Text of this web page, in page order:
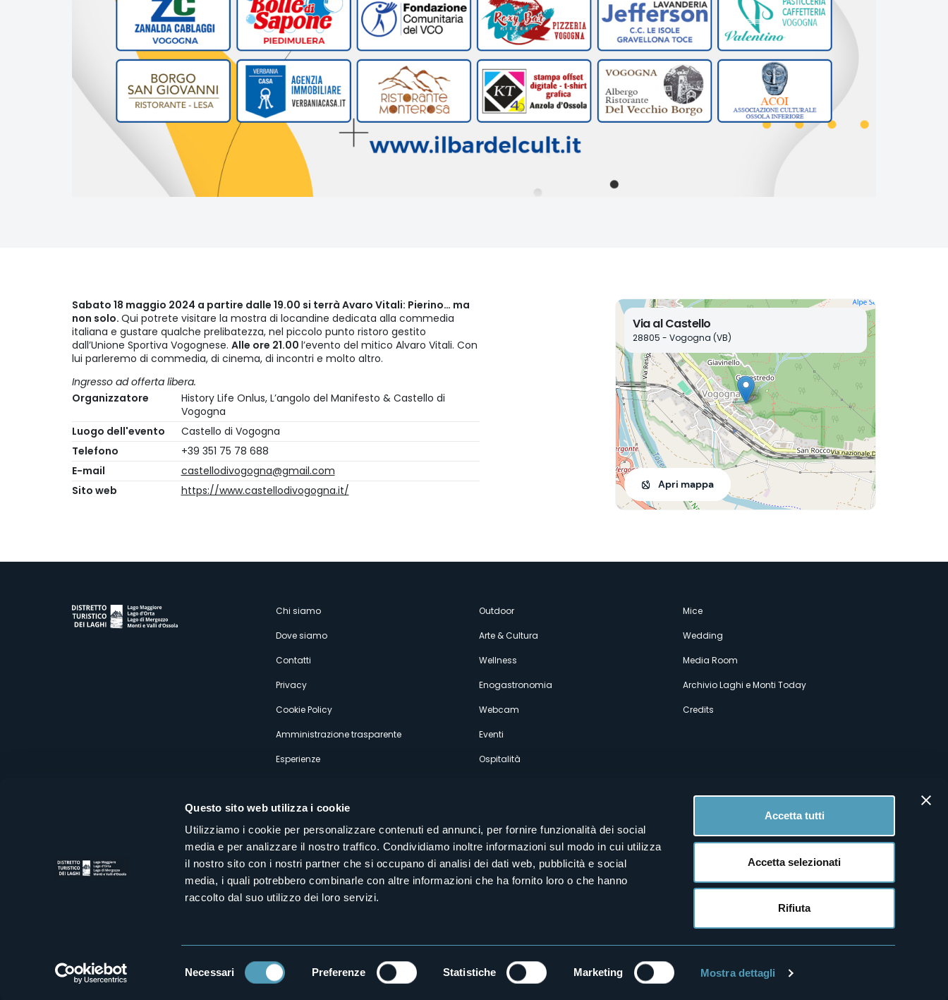
Questo sito web utilizza i cookie
Utilizziamo i cookie per personalizzare contenuti ed annunci, per fornire funzionalità dei social
media e per analizzare il nostro traffico. Condividiamo inoltre informazioni sul modo in cui utilizza
il nostro sito con i nostri partner che si occupano di analisi dei dati web, pubblicità e social
media, i quali potrebbero combinarle con altre informazioni che ha fornito loro o che hanno
raccolto dal suo utilizzo dei loro servizi.
Necessari Preferenze Statistiche Marketing Mostra dettagli
Accetta tutti
Accetta selezionati
Rifiuta
Sabato 18 maggio 2024 a partire dalle 19.00 si terrà Avaro Vitali: Pierino… ma
non solo. Qui potrete visitare la mostra di locandine dedicata alla commedia
italiana e gustare qualche prelibatezza, nel piccolo punto ristoro gestito
dall’Unione Sportiva Vogognese. Alle ore 21.00 l’evento del mitico Alvaro Vitali. Con
lui parleremo di commedia, di cinema, di incontri e molto altro.
Ingresso ad offerta libera.
Organizzatore
History Life Onlus, L’angolo del Manifesto & Castello di
Vogogna
Luogo dell'evento
Castello di Vogogna
Telefono
+39 351 75 78 688
E-mail
castellodivogogna@gmail.com
Sito web
https://www.castellodivogogna.it/
Via al Castello
28805 - Vogogna (VB)
Apri mappa
Menù
secondario
Chi siamo
Dove siamo
Contatti
Privacy
Cookie Policy
Amministrazione trasparente
Esperienze
Outdoor
Arte & Cultura
Wellness
Enogastronomia
Webcam
Eventi
Ospitalità
Mice
Wedding
Media Room
Archivio Laghi e Monti Today
Credits
Distretto Turistico dei Laghi Scrl
Sede legale e operativa: Corso Italia 26 - 28838 Stresa VB - Italy
infoturismo@distrettolaghi.itedistrettolaghi@legalmail.it
Seguici sui nostri canali social